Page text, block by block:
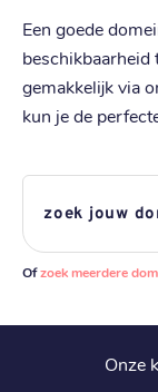
Een goede
beschikbaarheid
gemakkelijk via
kun je de
Ofzoek meerdere
Onze